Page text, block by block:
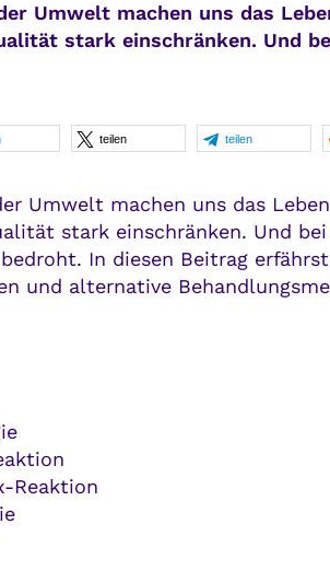
Umwelt machen uns das
stark einschränken. Und
teilen teilen
Umwelt machen uns das
stark einschränken. Und
In diesen Beitrag
und alternative
Reaktion